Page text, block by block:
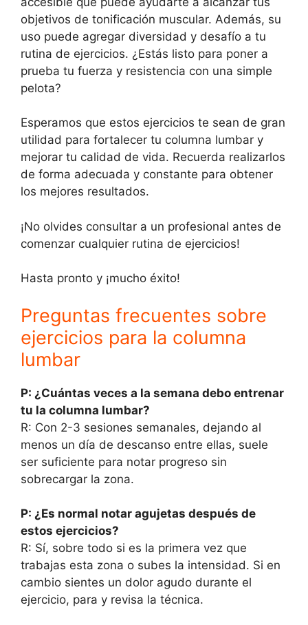
objetivos de tonificación muscular. Además, su
uso puede agregar diversidad y desafío a tu
rutina de ejercicios. ¿Estás listo para poner a
prueba tu fuerza y resistencia con una simple
pelota?
Esperamos que estos ejercicios te sean de gran
utilidad para fortalecer tu columna lumbar y
mejorar tu calidad de vida. Recuerda realizarlos
de forma adecuada y constante para obtener
los mejores resultados.
¡No olvides consultar a un profesional antes de
comenzar cualquier rutina de ejercicios!
Hasta pronto y ¡mucho éxito!
Preguntas frecuentes sobre
ejercicios para la columna
lumbar
P: ¿Cuántas veces a la semana debo entrenar
tu la columna lumbar?
R: Con 2-3 sesiones semanales, dejando al
menos un día de descanso entre ellas, suele
ser suficiente para notar progreso sin
sobrecargar la zona.
P: ¿Es normal notar agujetas después de
estos ejercicios?
R: Sí, sobre todo si es la primera vez que
trabajas esta zona o subes la intensidad. Si en
cambio sientes un dolor agudo durante el
ejercicio, para y revisa la técnica.